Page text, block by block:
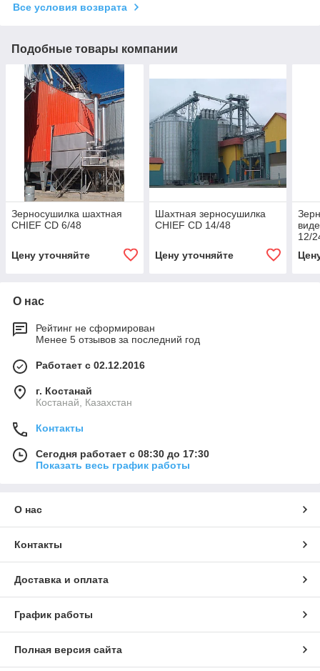
Все условия возврата
Подобные товары компании
Зерносушилка шахтная
CHIEF CD 6/48
Цену уточняйте
Шахтная зерносушилка
CHIEF CD 14/48
Цену уточняйте
12/
О нас
Рейтинг не сформирован
Менее 5 отзывов за последний год
Работает с 02.12.2016
г. Костанай
Костанай, Казахстан
Контакты
Сегодня работает с 08:30 до 17:30
Показать весь график работы
О нас
Контакты
Доставка и оплата
График работы
Полная версия сайта